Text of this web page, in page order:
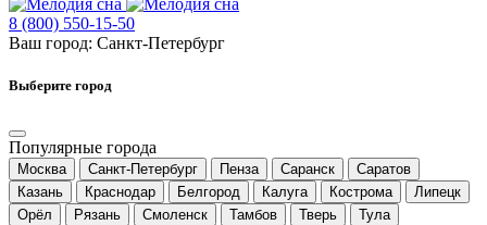
8 (800) 550-15-50
Ваш город: Санкт-Петербург
Выберите город
Популярные города
Москва Санкт-Петербург Пенза Саранск
Саратов
Казань
Краснодар Белгород Калуга Кострома
Липецк
Орёл
Рязань Смоленск Тамбов Тверь
Тула